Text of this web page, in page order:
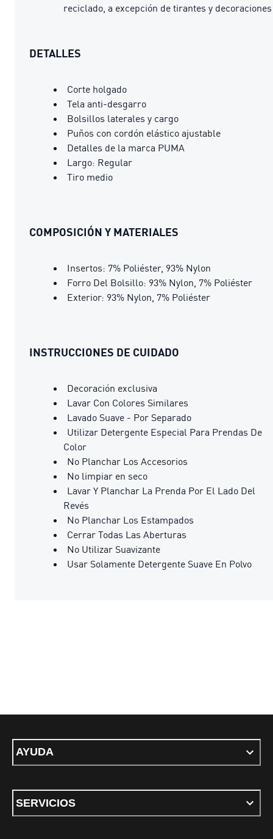
reciclado, a excepción de tirantes y decoraciones
DETALLES
Corte holgado
Tela anti-desgarro
Bolsillos laterales y cargo
Puños con cordón elástico ajustable
Detalles de la marca PUMA
Largo: Regular
Tiro medio
COMPOSICIÓN Y MATERIALES
Insertos: 7% Poliéster, 93% Nylon
Forro Del Bolsillo: 93% Nylon, 7% Poliéster
Exterior: 93% Nylon, 7% Poliéster
INSTRUCCIONES DE CUIDADO
Decoración exclusiva
Lavar Con Colores Similares
Lavado Suave - Por Separado
Utilizar Detergente Especial Para Prendas De
Color
No Planchar Los Accesorios
No limpiar en seco
Lavar Y Planchar La Prenda Por El Lado Del
Revés
No Planchar Los Estampados
Cerrar Todas Las Aberturas
No Utilizar Suavizante
Usar Solamente Detergente Suave En Polvo
AYUDA
SERVICIOS